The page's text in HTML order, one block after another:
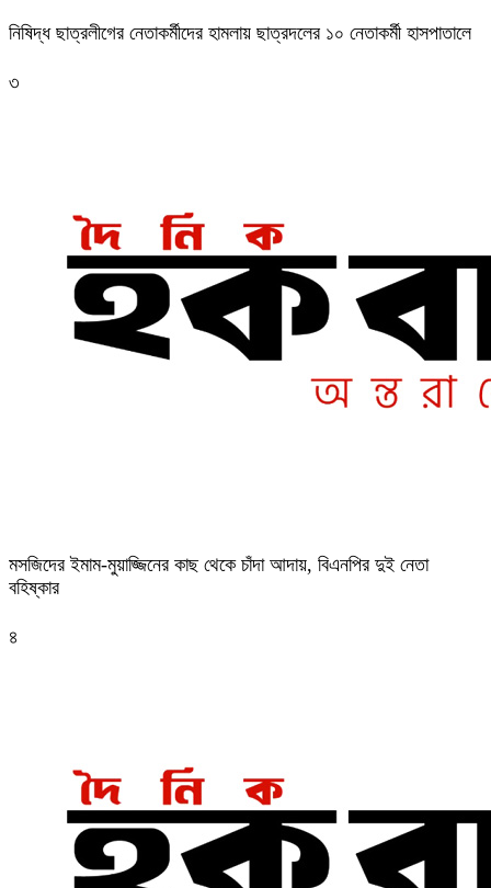
নিষিদ্ধ ছাত্রলীগের নেতাকর্মীদের হামলায় ছাত্রদলের ১০ নেতাকর্মী হাসপাতালে
৩
মসজিদের ইমাম-মুয়াজ্জিনের কাছ থেকে চাঁদা আদায়, বিএনপির দুই নেতা
বহিষ্কার
৪